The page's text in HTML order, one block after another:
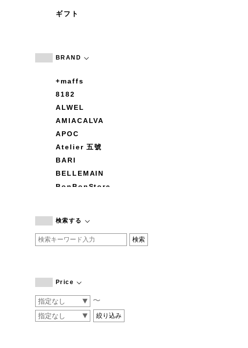
ギフト
BRAND
+maffs
8182
ALWEL
AMIACALVA
APOC
Atelier 五號
BARI
BELLEMAIN
BonBonStore
by basics
CATWORTH
COGTHEBIGSMOKE
CONVERSE
DEAN & DELUCA
検索する
Price
〜